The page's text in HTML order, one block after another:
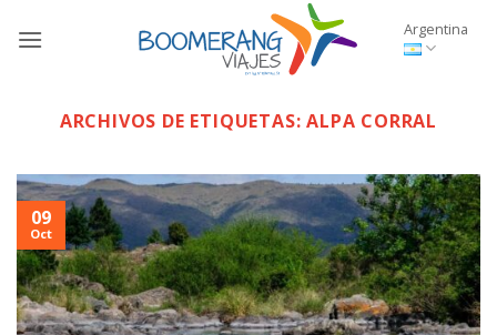
Argentina
ARCHIVOS DE ETIQUETAS:ALPA CORRAL
09
Oct